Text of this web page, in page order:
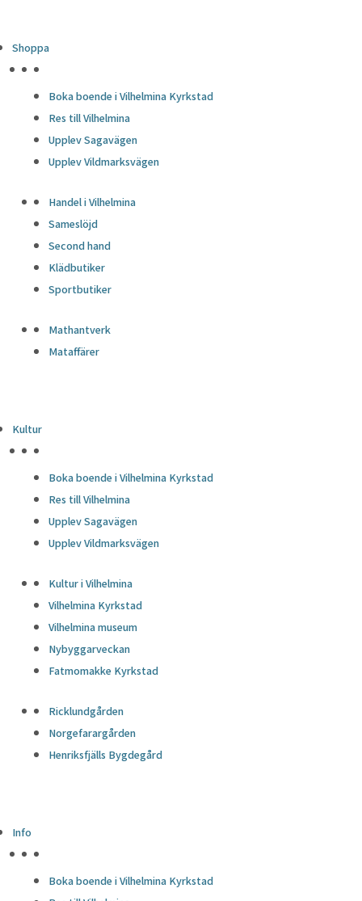
Shoppa
Boka boende i Vilhelmina Kyrkstad
Res till Vilhelmina
Upplev Sagavägen
Upplev Vildmarksvägen
Handel i Vilhelmina
Sameslöjd
Second hand
Klädbutiker
Sportbutiker
Mathantverk
Mataffärer
Kultur
Boka boende i Vilhelmina Kyrkstad
Res till Vilhelmina
Upplev Sagavägen
Upplev Vildmarksvägen
Kultur i Vilhelmina
Vilhelmina Kyrkstad
Vilhelmina museum
Nybyggarveckan
Fatmomakke Kyrkstad
Ricklundgården
Norgefarargården
Henriksfjälls Bygdegård
Info
Boka boende i Vilhelmina Kyrkstad